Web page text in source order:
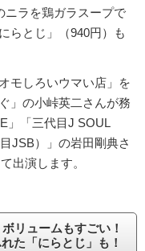
ニラを鶏ガラスープで
らとじ」（940円）も
モしろいウマい店」を
」の小峠英二さんが務
」「三代目J SOUL
JSB）」の岩田剛典さ
出演します。
リュームもすごい！
た「にらとじ」も！